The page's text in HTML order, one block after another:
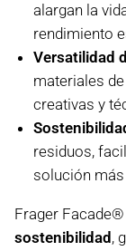
alargan la
rendimiento
Versatilidad
materiales
creativas y
residuos,
solución
Frager
sostenibilidad,